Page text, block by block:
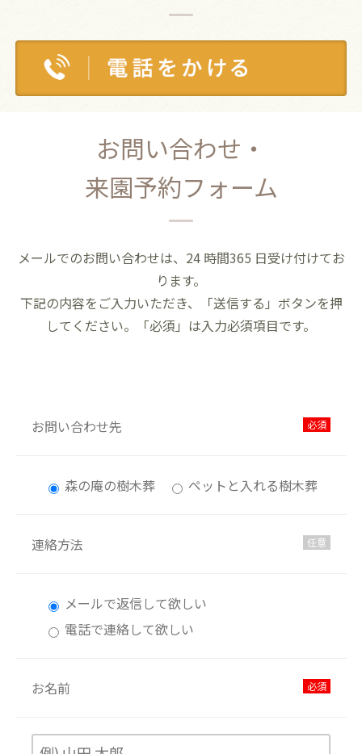
お問い合わせ・
来園予約フォーム
メールでのお問い合わせは、24 時間365 日受け付けてお
ります。
下記の内容をご入力いただき、「送信する」ボタンを押
してください。「必須」は入力必須項目です。
お問い合わせ先 必須
森の庵の樹木葬 ペットと入れる樹木葬
連絡方法 任意
メールで返信して欲しい
電話で連絡して欲しい
お名前 必須